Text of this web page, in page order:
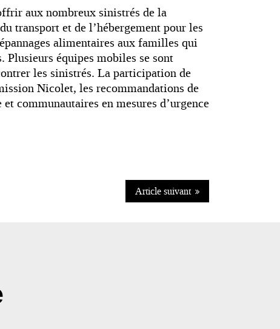
aux nombreux sinistrés de la
transport et de l’hébergement pour les
alimentaires aux familles qui
Plusieurs équipes mobiles se sont
les sinistrés. La participation de
Nicolet, les recommandations de
communautaires en mesures d’urgence
Article suivant